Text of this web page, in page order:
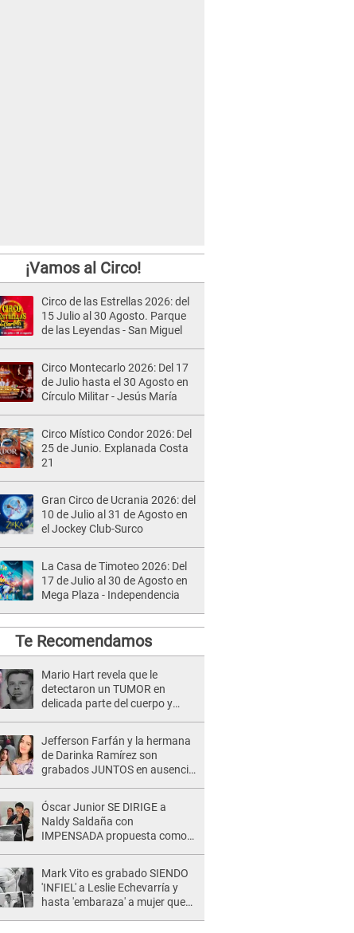
¡Vamos al Circo!
Circo de las Estrellas 2026: del
15 Julio al 30 Agosto. Parque
de las Leyendas - San Miguel
Circo Montecarlo 2026: Del 17
de Julio hasta el 30 Agosto en
Círculo Militar - Jesús María
Circo Místico Condor 2026: Del
25 de Junio. Explanada Costa
21
Gran Circo de Ucrania 2026: del
10 de Julio al 31 de Agosto en
el Jockey Club-Surco
La Casa de Timoteo 2026: Del
17 de Julio al 30 de Agosto en
Mega Plaza - Independencia
Te Recomendamos
Mario Hart revela que le
detectaron un TUMOR en
delicada parte del cuerpo y
Jefferson Farfán y la hermana
de Darinka Ramírez son
grabados JUNTOS en ausencia
va acompañada..."
Óscar Junior SE DIRIGE a
Naldy Saldaña con
IMPENSADA propuesta como
Mark Vito es grabado SIENDO
'INFIEL' a Leslie Echevarría y
hasta 'embaraza' a mujer que